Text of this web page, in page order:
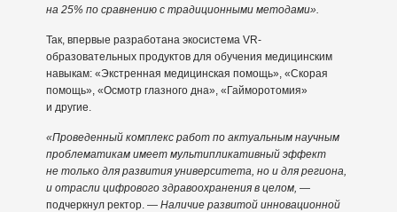
на 25% по сравнению с традиционными методами».
Так, впервые разработана экосистема VR-
образовательных продуктов для обучения медицинским
навыкам: «Экстренная медицинская помощь», «Скорая
помощь», «Осмотр глазного дна», «Гайморотомия»
и другие.
«Проведенный комплекс работ по актуальным научным
проблематикам имеет мультипликативный эффект
не только для развития университета, но и для региона,
и отрасли цифрового здравоохранения в целом, —
подчеркнул ректор. — Наличие развитой инновационной